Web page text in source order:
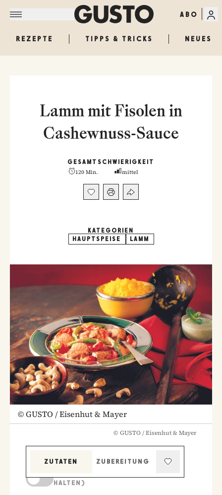
ABO
REZEPTE TIPPS & TRICKS NEUES
Lamm mit Fisolen in
Cashewnuss-Sauce
GESAMT
120 Min.
SCHWIERIGKEIT
mittel
KATEGORIEN
HAUPTSPEISE
LAMM
©GUSTO / Eisenhut & Mayer
© GUSTO / Eisenhut & Mayer
ZUTATEN
ZUBEREITUNG
HALTEN)